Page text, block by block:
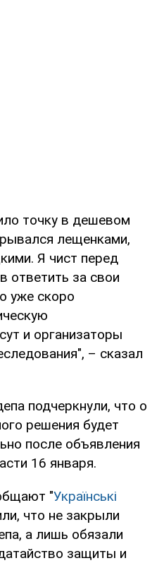
точку в дешевом
лещенками,
Я чист перед
ответить за свои
уже скоро
и организаторы
– сказал
подчеркнули, что о
решения будет
после объявления
16 января.
"Українські
что не закрыли
а лишь обязали
защиты и